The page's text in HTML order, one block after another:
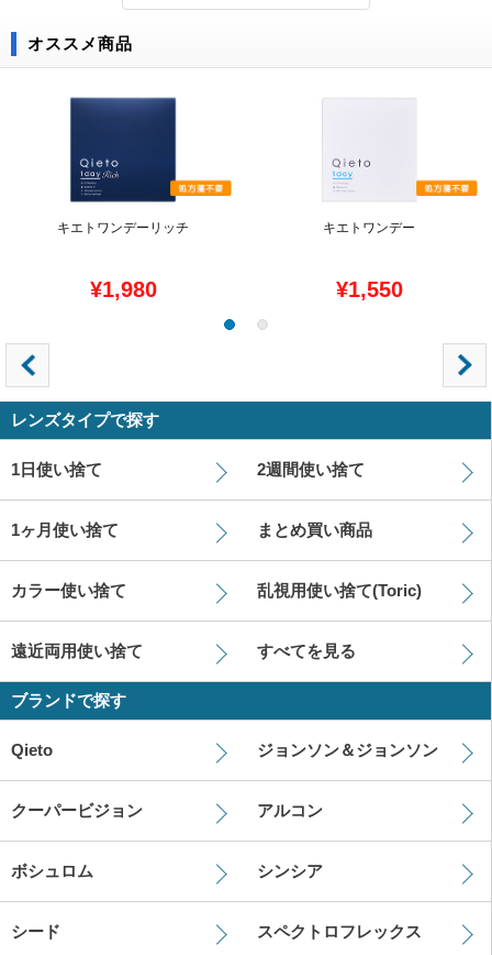
オススメ商品
キエトワンデーリッチ
¥1,980
キエトワンデー
¥1,550
レンズタイプで探す
1日使い捨て 2週間使い捨て
1ヶ月使い捨て まとめ買い商品
カラー使い捨て 乱視用使い捨て(Toric)
遠近両用使い捨て すべてを見る
ブランドで探す
Qieto ジョンソン＆ジョンソン
クーパービジョン アルコン
ボシュロム シンシア
シード スペクトロフレックス